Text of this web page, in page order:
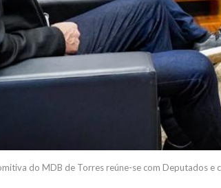
do MDB de Torres reúne-se com Deputados e